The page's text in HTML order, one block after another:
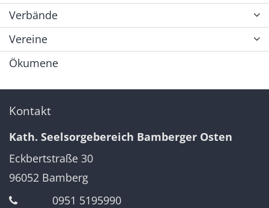
Verbände
Vereine
Ökumene
Kontakt
Kath. Seelsorgebereich Bamberger Osten
Eckbertstraße 30
96052 Bamberg
0951 5195990